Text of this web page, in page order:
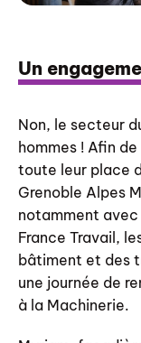
Un
Non, le secteur
hommes ! Afin
toute leur place
Grenoble Alpes
notamment
France Travail,
bâtiment et des
une journée de
à la Machinerie.